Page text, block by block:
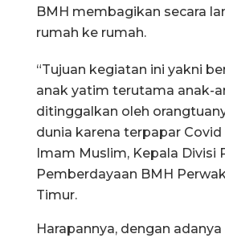
BMH membagikan secara
rumah ke rumah.
“Tujuan kegiatan ini yakni
anak yatim terutama anak-
ditinggalkan oleh
dunia karena terpapar Covid
Imam Muslim, Kepala Divisi
Pemberdayaan BMH
Timur.
Harapannya, dengan